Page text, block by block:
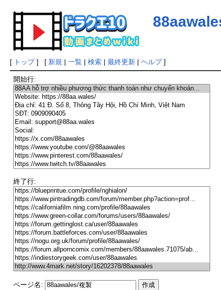
[ トップ] [ 新規 | 一覧| 検索| 最終更新| ヘルプ]
開始行:
終了行:
ページ名: